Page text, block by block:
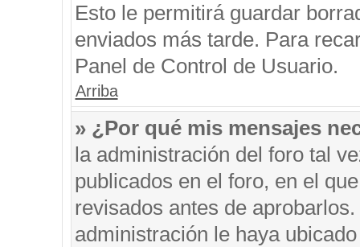
Esto le permitirá guardar
enviados más tarde. Para
Panel de Control de Usuario.
Arriba
» ¿Por qué mis mensajes
la administración del foro tal
publicados en el foro, en el
revisados antes de
administración le haya